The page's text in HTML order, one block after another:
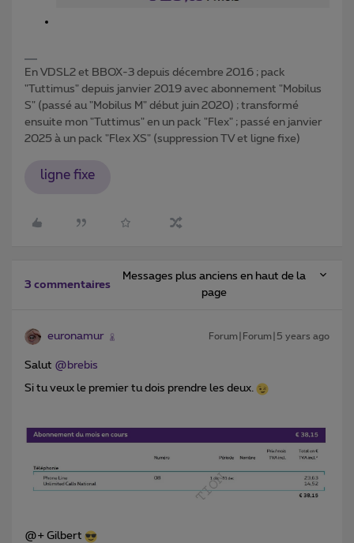
En VDSL2 et BBOX-3 depuis décembre 2016 ; pack
"Tuttimus" depuis janvier 2019 avec abonnement "Mobilus
S" (passé au "Mobilus M" début juin 2020) ; transformé
ensuite mon "Tuttimus" en un pack "Flex" ; passé en janvier
2025 à un pack "Flex XS" (suppression TV et ligne fixe)
ligne fixe
3 commentaires
Messages plus anciens en haut de la
page
euronamur Forum|Forum|5 years ago
Salut @brebis
Si tu veux le premier tu dois prendre les deux.
@+ Gilbert